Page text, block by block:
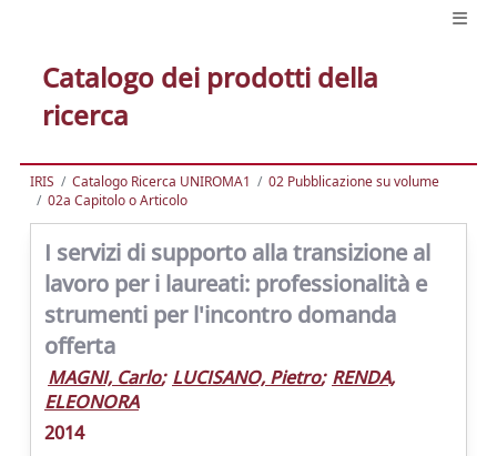
Catalogo dei prodotti della
ricerca
IRIS Catalogo Ricerca UNIROMA1
02 Pubblicazione su volume
02a Capitolo o Articolo
I servizi di supporto alla transizione al
lavoro per i laureati: professionalità e
strumenti per l'incontro domanda
offerta
MAGNI, Carlo; LUCISANO, Pietro; RENDA,
ELEONORA
2014